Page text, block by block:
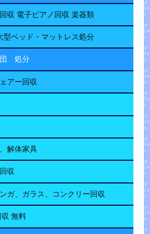
収 電子ピアノ回収 楽器類
型ベッド・マットレス処分
団 処分
アー回収
解体家具
収
ガ、ガラス、コンクリー回収
収 無料